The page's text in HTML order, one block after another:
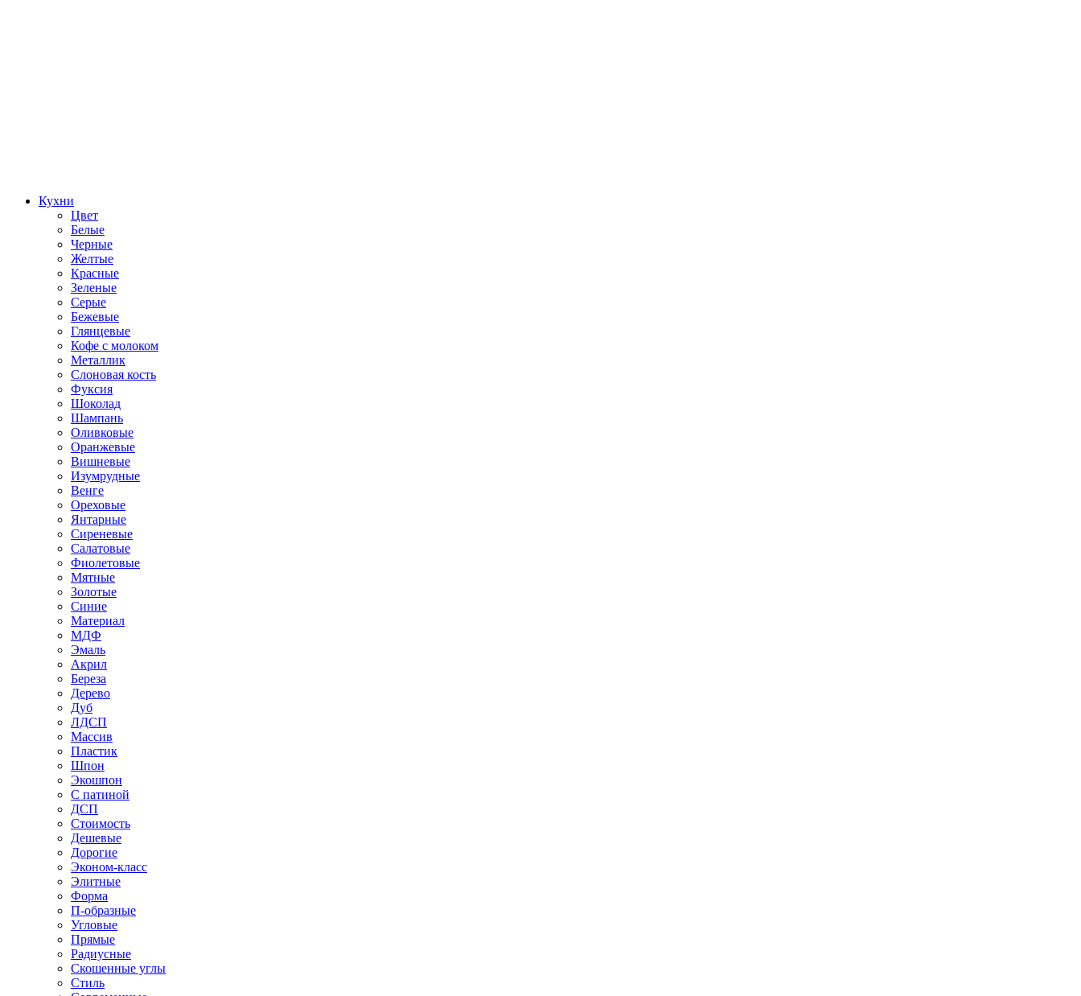
Кухни
Цвет
Белые
Черные
Желтые
Красные
Зеленые
Серые
Бежевые
Глянцевые
Кофе с молоком
Металлик
Слоновая кость
Фуксия
Шоколад
Шампань
Оливковые
Оранжевые
Вишневые
Изумрудные
Венге
Ореховые
Янтарные
Сиреневые
Салатовые
Фиолетовые
Мятные
Золотые
Синие
Материал
МДФ
Эмаль
Акрил
Береза
Дерево
Дуб
ЛДСП
Массив
Пластик
Шпон
Экошпон
С патиной
ДСП
Стоимость
Дешевые
Дорогие
Эконом-класс
Элитные
Форма
П-образные
Угловые
Прямые
Радиусные
Скошенные углы
Стиль